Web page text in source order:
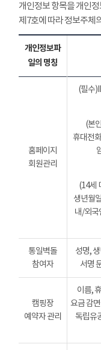
개인정보 항목을 개인
제7호에 따라 정보주체
개인정보파
일의 명칭
홈페이지
회원관리
(필수
(본
휴대전
(14세
생년월
내/외국
통일벽돌
참여자
성명,
서명
캠핑장
예약자 관리
이름,
요금 감
독립유